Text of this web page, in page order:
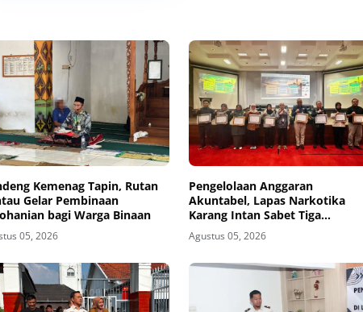
Kemenag Tapin, Rutan
Gelar Pembinaan
bagi Warga Binaan
05, 2026
Pengelolaan Anggaran
Akuntabel, Lapas Narkotika
Karang Intan Sabet Tiga
Penghargaan KPPN Banjarmasin
Agustus 05, 2026